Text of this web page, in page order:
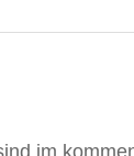
im